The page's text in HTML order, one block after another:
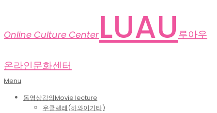
Online Culture Center LUAU 루아우
온라인문화센터
Primary
Menu
Menu
동영상강의Movie lecture
우쿨렐레(하와이기타)